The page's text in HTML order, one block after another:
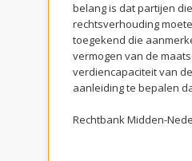
belang is dat partijen
rechtsverhouding
toegekend die
vermogen van de
verdiencapaciteit van
aanleiding te bepalen
Rechtbank Midden-